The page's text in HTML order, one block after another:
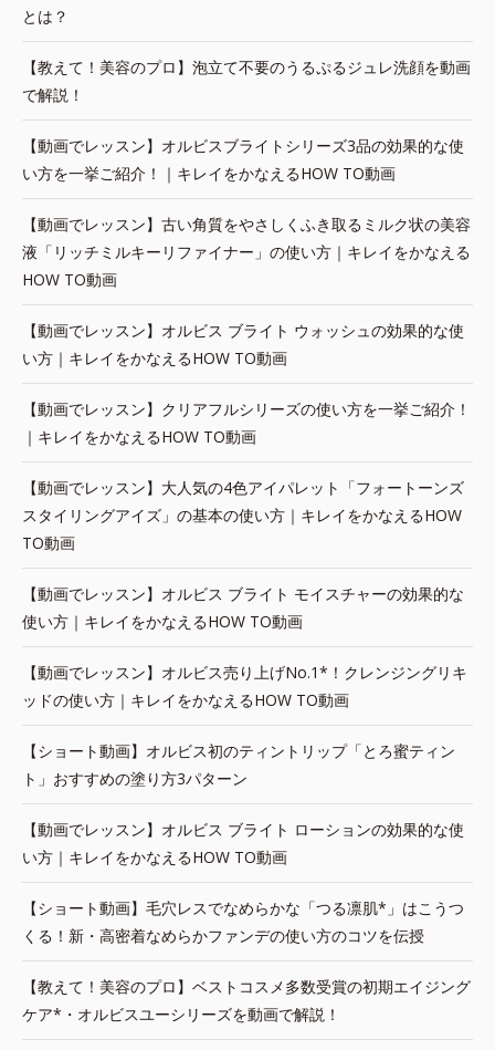
とは？
【教えて！美容のプロ】泡立て不要のうるぷるジュレ洗顔を動画
で解説！
【動画でレッスン】オルビスブライトシリーズ3品の効果的な使
い方を一挙ご紹介！｜キレイをかなえるHOW TO動画
【動画でレッスン】古い角質をやさしくふき取るミルク状の美容
液「リッチミルキーリファイナー」の使い方｜キレイをかなえる
HOW TO動画
【動画でレッスン】オルビス ブライト ウォッシュの効果的な使
い方｜キレイをかなえるHOW TO動画
【動画でレッスン】クリアフルシリーズの使い方を一挙ご紹介！
｜キレイをかなえるHOW TO動画
【動画でレッスン】大人気の4色アイパレット「フォートーンズ
スタイリングアイズ」の基本の使い方｜キレイをかなえるHOW
TO動画
【動画でレッスン】オルビス ブライト モイスチャーの効果的な
使い方｜キレイをかなえるHOW TO動画
【動画でレッスン】オルビス売り上げNo.1*！クレンジングリキ
ッドの使い方｜キレイをかなえるHOW TO動画
【ショート動画】オルビス初のティントリップ「とろ蜜ティン
ト」おすすめの塗り方3パターン
【動画でレッスン】オルビス ブライト ローションの効果的な使
い方｜キレイをかなえるHOW TO動画
【ショート動画】毛穴レスでなめらかな「つる凛肌*」はこうつ
くる！新・高密着なめらかファンデの使い方のコツを伝授
【教えて！美容のプロ】ベストコスメ多数受賞の初期エイジング
ケア*・オルビスユーシリーズを動画で解説！